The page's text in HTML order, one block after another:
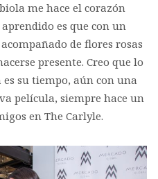
me hace el corazón
es que con un
de flores rosas
presente. Creo que lo
su tiempo, aún con una
película, siempre hace un
en The Carlyle.